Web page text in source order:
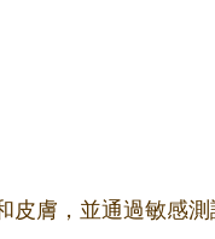
膚，並通過敏感測